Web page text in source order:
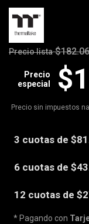
Precio lista
Precio
especial
Precio sin impuestos
3 cuotas de
6 cuotas de
12 cuotas de
* Pagando con